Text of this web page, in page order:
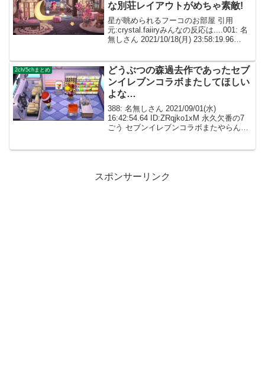
な別荘レイアウトがめちゃ素敵!
星が眺められるフーコのお部屋 引用
元:crystal.faiiryみんなの反応は....001: 名
無しさん 2021/10/18(月) 23:58:19.96
2ch/5chまとめ
どうぶつの森過去作であったセブ
ンイレブンコラボまたしてほしい
よな…
388: 名無しさん 2021/09/01(水)
16:42:54.64 ID:ZRqjko1xM 永久欠番の7
ごう セブンイレブンコラボまたやらんか
スポンサーリンク